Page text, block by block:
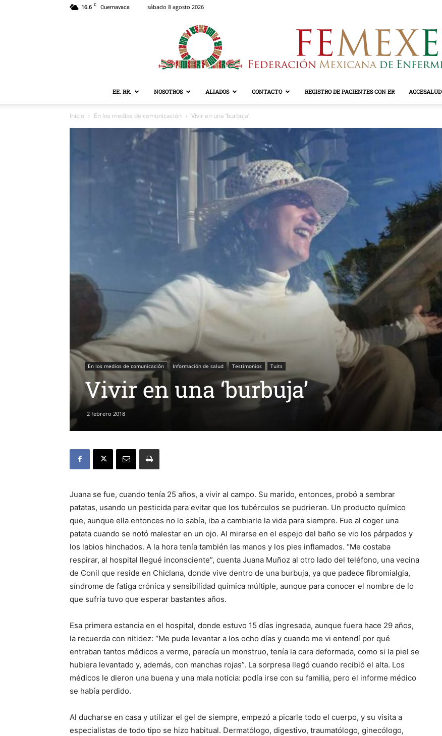
16.6 C Cuernavaca sábado 8 agosto 2026
EE. RR. NOSOTROS ALIADOS CONTACTO REGISTRO DE PACIENTES CON ER ACCESALUD
Inicio En los medios de comunicación Vivir en una ‘burbuja’
En los medios de comunicación Información de salud Testimonios Tuits
Vivir en una ‘burbuja’
2 febrero 2018
Juana se fue, cuando tenía 25 años, a vivir al campo. Su marido, entonces, probó a sembrar
patatas, usando un pesticida para evitar que los tubérculos se pudrieran. Un producto químico
que, aunque ella entonces no lo sabía, iba a cambiarle la vida para siempre. Fue al coger una
patata cuando se notó malestar en un ojo. Al mirarse en el espejo del baño se vio los párpados y
los labios hinchados. A la hora tenía también las manos y los pies inflamados. “Me costaba
respirar, al hospital llegué inconsciente”, cuenta Juana Muñoz al otro lado del teléfono, una vecina
de Conil que reside en Chiclana, donde vive dentro de una burbuja, ya que padece fibromialgia,
síndrome de fatiga crónica y sensibilidad química múltiple, aunque para conocer el nombre de lo
que sufría tuvo que esperar bastantes años.
Esa primera estancia en el hospital, donde estuvo 15 días ingresada, aunque fuera hace 29 años,
la recuerda con nitidez: “Me pude levantar a los ocho días y cuando me vi entendí por qué
entraban tantos médicos a verme, parecía un monstruo, tenía la cara deformada, como si la piel se
hubiera levantado y, además, con manchas rojas”. La sorpresa llegó cuando recibió el alta. Los
médicos le dieron una buena y una mala noticia: podía irse con su familia, pero el informe médico
se había perdido.
Al ducharse en casa y utilizar el gel de siempre, empezó a picarle todo el cuerpo, y su visita a
especialistas de todo tipo se hizo habitual. Dermatólogo, digestivo, traumatólogo, ginecólogo,